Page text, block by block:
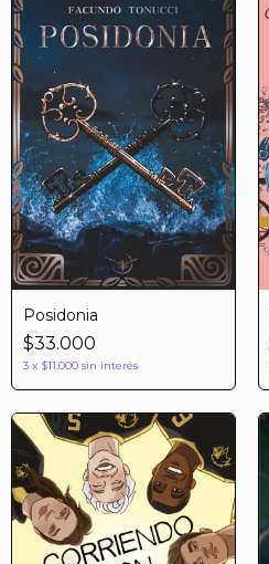
Posidonia
$33.000
3 x $11.000 sin interés